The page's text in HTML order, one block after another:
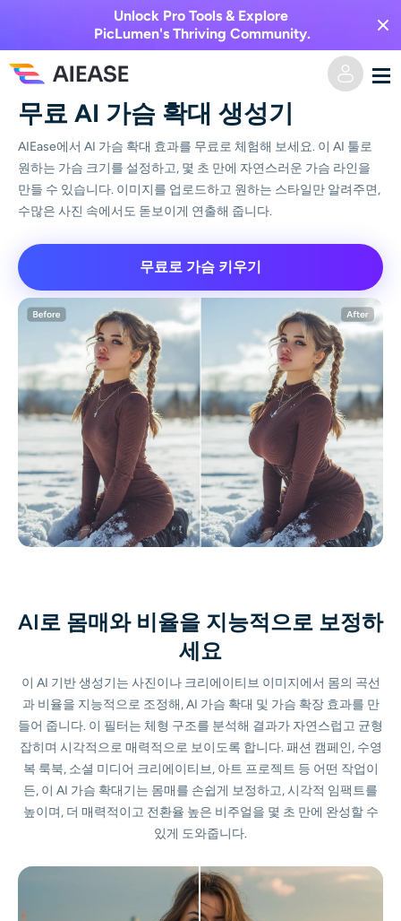
Unlock Pro Tools & Explore
PicLumen's Thriving Community.
홈
AI 비디오
텍스트를 비디오로
비디오 효과
AI 키스 생성기
AI 포옹 생성기
AI 댄스 생성기
지원되는 AI 모델
Seedance 2.0 Kling 2.6 Motion Control Veo 3.1
비디오 효과
AI 이미지
이미지 변환
텍스트를 이미지로
지원되는 AI 모델
Seedream 5.0 프로 Nano Banana Pro Seedream 4.5
나노 바나나 플럭스 Kontext
AI 도구
사진 편집 및 제작 도구
사진 인핸서
개체 제거기
워터마크 리무버
AI 배경
사진 복원
AI 익스텐더
AI 대체서
AI 색칠
AI 스타일 이미지 생성기
가격
무료 AI 가슴 확대 생성기
AIEase에서 AI 가슴 확대 효과를 무료로 체험해 보세요. 이 AI 툴로
원하는 가슴 크기를 설정하고, 몇 초 만에 자연스러운 가슴 라인을
만들 수 있습니다. 이미지를 업로드하고 원하는 스타일만 알려주면,
수많은 사진 속에서도 돋보이게 연출해 줍니다.
무료로 가슴 키우기
AI로 몸매와 비율을 지능적으로 보정하
세요
이 AI 기반 생성기는 사진이나 크리에이티브 이미지에서 몸의 곡선
과 비율을 지능적으로 조정해, AI 가슴 확대 및 가슴 확장 효과를 만
들어 줍니다. 이 필터는 체형 구조를 분석해 결과가 자연스럽고 균형
잡히며 시각적으로 매력적으로 보이도록 합니다. 패션 캠페인, 수영
복 룩북, 소셜 미디어 크리에이티브, 아트 프로젝트 등 어떤 작업이
든, 이 AI 가슴 확대기는 몸매를 손쉽게 보정하고, 시각적 임팩트를
높이며, 더 매력적이고 전환율 높은 비주얼을 몇 초 만에 완성할 수
있게 도와줍니다.